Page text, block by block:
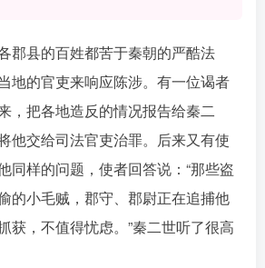
郡县的百姓都苦于秦朝的严酷法
地的官吏来响应陈涉。有一位谒者
，把各地造反的情况报告给秦二
他交给司法官吏治罪。后来又有使
同样的问题，使者回答说：“那些盗
的小毛贼，郡守、郡尉正在追捕他
获，不值得忧虑。”秦二世听了很高